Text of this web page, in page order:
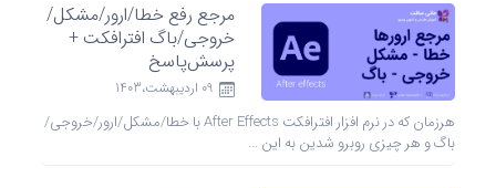
مرجع رفع خطا/ارور/مشکل/
خروجی/باگ افترافکت +
پرسش‌پاسخ
09 ارديبهشت،1403
هرزمان که در نرم افزار افترافکت After Effects با خطا/مشکل/ارور/خروجی/
باگ و هر چیزی روبرو شدین به این ...